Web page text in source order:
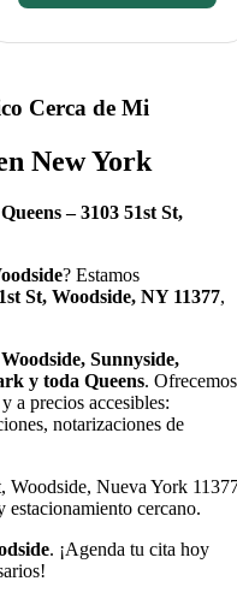
Cerca de Mi
New York
– 3103 51st St,
? Estamos
St, Woodside, NY 11377,
Woodside, Sunnyside,
y toda Queens. Ofrecemos
a precios accesibles:
notarizaciones de
Woodside, Nueva York
estacionamiento cercano.
. ¡Agenda tu cita hoy